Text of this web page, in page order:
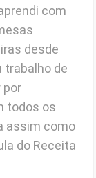
com
desde
trabalho de
por
todos os
assim como
do Receita